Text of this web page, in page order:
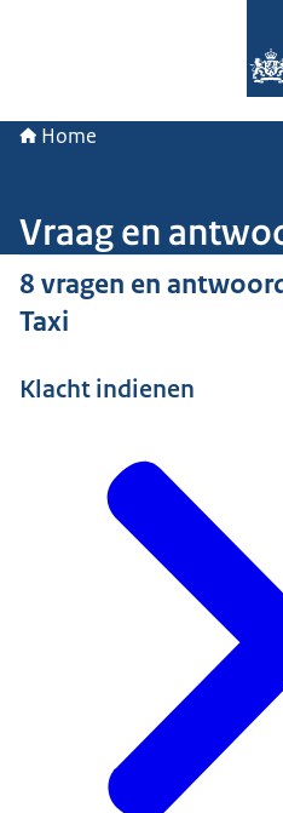
Home
Vraag en
8 vragen en
Taxi
Klacht indienen